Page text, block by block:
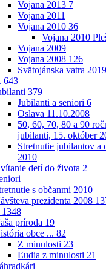
Vojana 2013 7
Vojana 2011
Vojana 2010 36
Vojana 2010
Vojana 2009
Vojana 2008 126
Svätojánska vatra 2019
643
379
Jubilanti a seniori 6
Oslava 11.10.2008
50, 60, 70, 80 a 90
jubilanti, 15. október
Stretnutie jubilantov a
2010
detí do života 2
s občanmi 2010
prezidenta 2008
1348
príroda 19
obce ... 82
Z minulosti 23
Ľudia z minulosti 21